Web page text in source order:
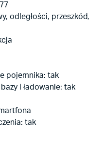
odległości, przeszkód,
pojemnika: tak
i ładowanie: tak
tak